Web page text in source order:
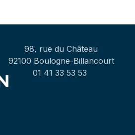
98, rue du Château
92100 Boulogne-Billancourt
01 41 33 53 53